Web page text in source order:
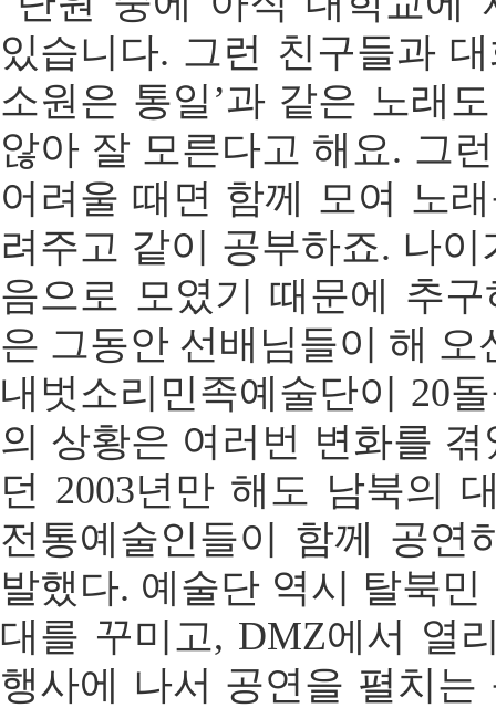
있습니다. 그런 친구들과
소원은 통일’과 같은 노래
않아 잘 모른다고 해요. 그
어려울 때면 함께 모여 노
려주고 같이 공부하죠. 나
음으로 모였기 때문에 추
은 그동안 선배님들이 해 오
내벗소리민족예술단이 20
의 상황은 여러번 변화를
던 2003년만 해도 남북의
전통예술인들이 함께 공연
발했다. 예술단 역시 탈북
대를 꾸미고, DMZ에서 열
행사에 나서 공연을 펼치는